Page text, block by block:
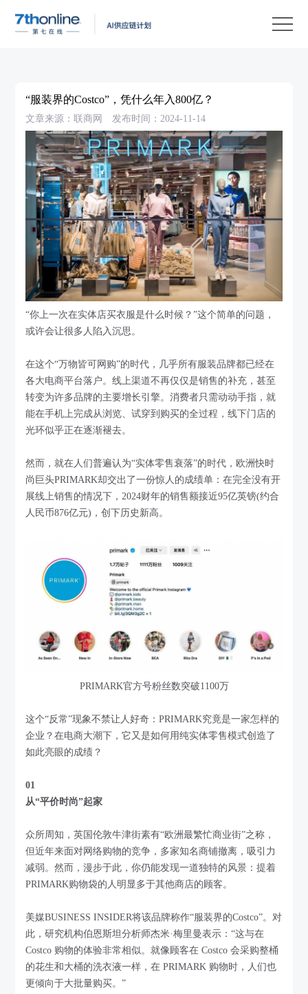
“服装界的Costco”，凭什么年入800亿？
文章来源：联商网 发布时间：2024-11-14
“你上一次在实体店买衣服是什么时候？”这个简单的问题，
或许会让很多人陷入沉思。
在这个“万物皆可网购”的时代，几乎所有服装品牌都已经在
各大电商平台落户。线上渠道不再仅仅是销售的补充，甚至
转变为许多品牌的主要增长引擎。消费者只需动动手指，就
能在手机上完成从浏览、试穿到购买的全过程，线下门店的
光环似乎正在逐渐褪去。
然而，就在人们普遍认为“实体零售衰落”的时代，欧洲快时
尚巨头PRIMARK却交出了一份惊人的成绩单：在完全没有开
展线上销售的情况下，2024财年的销售额接近95亿英镑(约合
人民币876亿元)，创下历史新高。
PRIMARK官方号粉丝数突破1100万
这个“反常”现象不禁让人好奇：PRIMARK究竟是一家怎样的
企业？在电商大潮下，它又是如何用纯实体零售模式创造了
如此亮眼的成绩？
01
从“平价时尚”起家
众所周知，英国伦敦牛津街素有“欧洲最繁忙商业街”之称，
但近年来面对网络购物的竞争，多家知名商铺撤离，吸引力
减弱。然而，漫步于此，你仍能发现一道独特的风景：提着
PRIMARK购物袋的人明显多于其他商店的顾客。
美媒BUSINESS INSIDER将该品牌称作“服装界的Costco”。对
此，研究机构伯恩斯坦分析师杰米·梅里曼表示：“这与在
Costco 购物的体验非常相似。就像顾客在 Costco 会采购整桶
的花生和大桶的洗衣液一样，在 PRIMARK 购物时，人们也
更倾向于大批量购买。”